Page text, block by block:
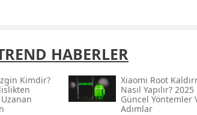
HABERLER
Kimdir?
Xiaomi Root
Nasıl Yapılır? 2025
Güncel Yöntemler
Adımlar